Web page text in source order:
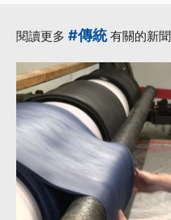
閱讀更多 #傳統有關的新聞